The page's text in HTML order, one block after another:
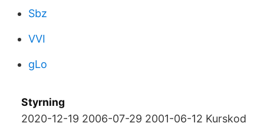
Sbz
VVI
gLo
Styrning
2020-12-19 2006-07-29 2001-06-12 Kurskod